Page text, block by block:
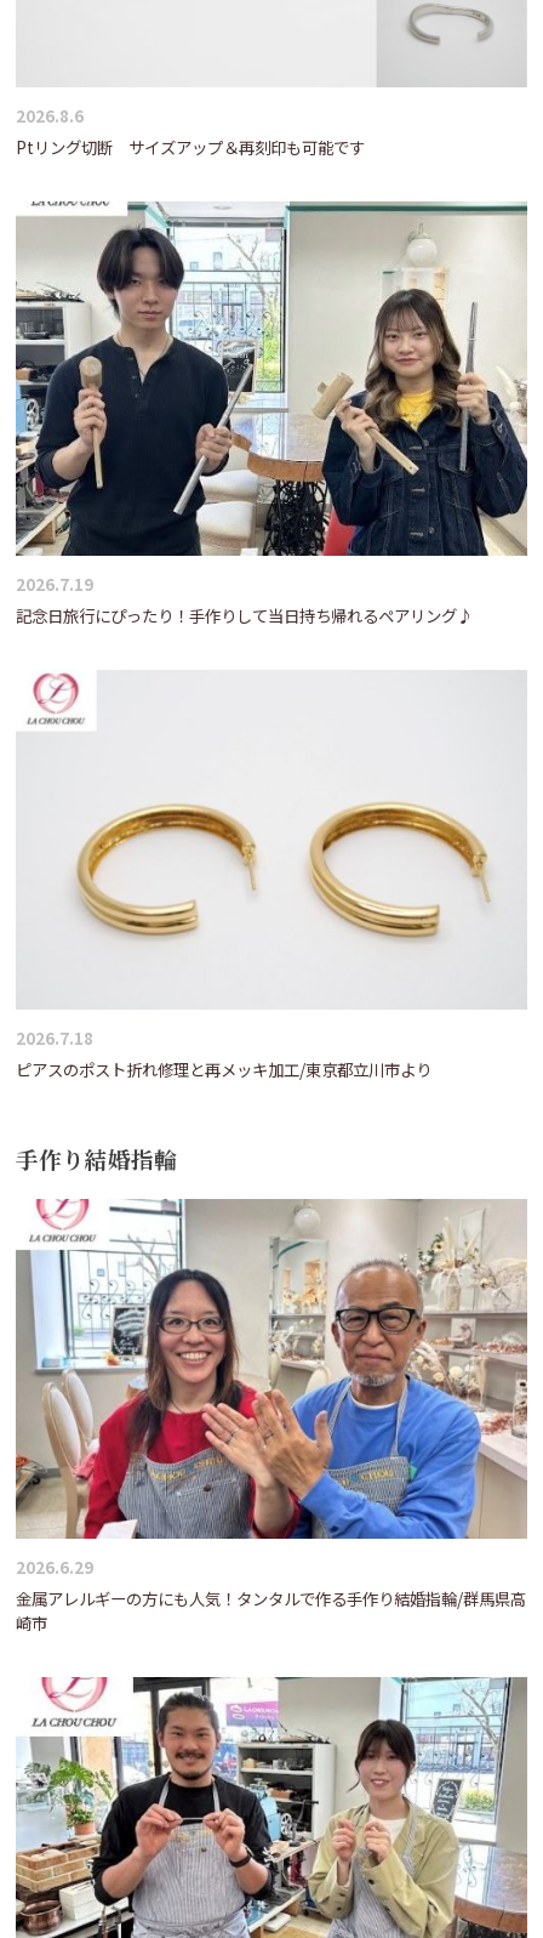
2026.8.6
Ptリング切断 サイズアップ＆再刻印も可能です
2026.7.19
記念日旅行にぴったり！手作りして当日持ち帰れるペアリング♪
2026.7.18
ピアスのポスト折れ修理と再メッキ加工/東京都立川市より
手作り結婚指輪
2026.6.29
金属アレルギーの方にも人気！タンタルで作る手作り結婚指輪/群馬県高
崎市